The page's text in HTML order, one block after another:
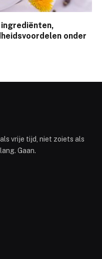
onder
vrije tijd, niet zoiets als
Gaan.